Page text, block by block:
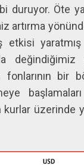
duruyor. Öte
artırma
etkisi
değindiğimiz
fonlarının bir
kurlar üzerinde